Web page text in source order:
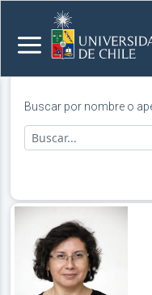
Buscar por nombre o